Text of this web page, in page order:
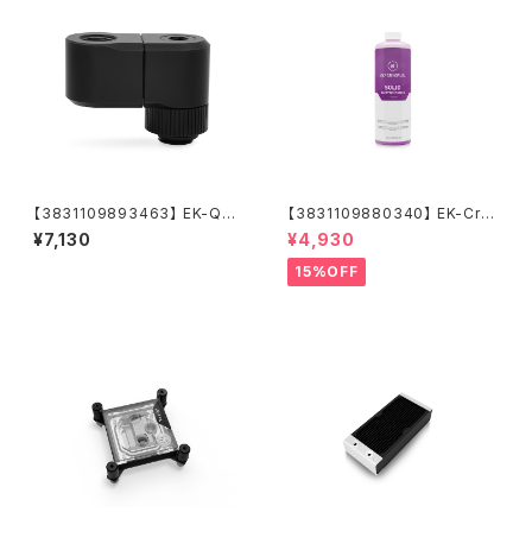
【3831109893463】 EK-Qua
ntum Torque Double Rotar
y Offset 28 - Black
¥7,130
【3831109880340】 EK-Cry
oFuel Solid Electric Purple
(Premix 1000mL)
¥4,930
15%OFF